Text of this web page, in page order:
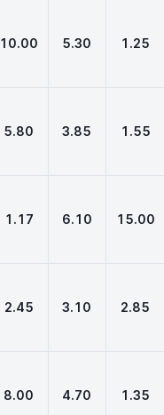
10.00 5.30 1.25
5.80 3.85 1.55
1.17 6.10 15.00
2.45 3.10 2.85
8.00 4.70 1.35